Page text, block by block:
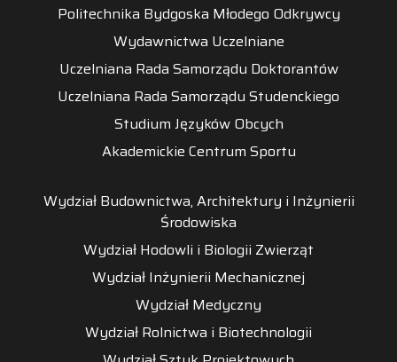
Politechnika Bydgoska Młodego Odkrywcy
Wydawnictwa Uczelniane
Uczelniana Rada Samorządu Doktorantów
Uczelniana Rada Samorządu Studenckiego
Studium Języków Obcych
Akademickie Centrum Sportu
Wydział Budownictwa, Architektury i Inżynierii
Środowiska
Wydział Hodowli i Biologii Zwierząt
Wydział Inżynierii Mechanicznej
Wydział Medyczny
Wydział Rolnictwa i Biotechnologii